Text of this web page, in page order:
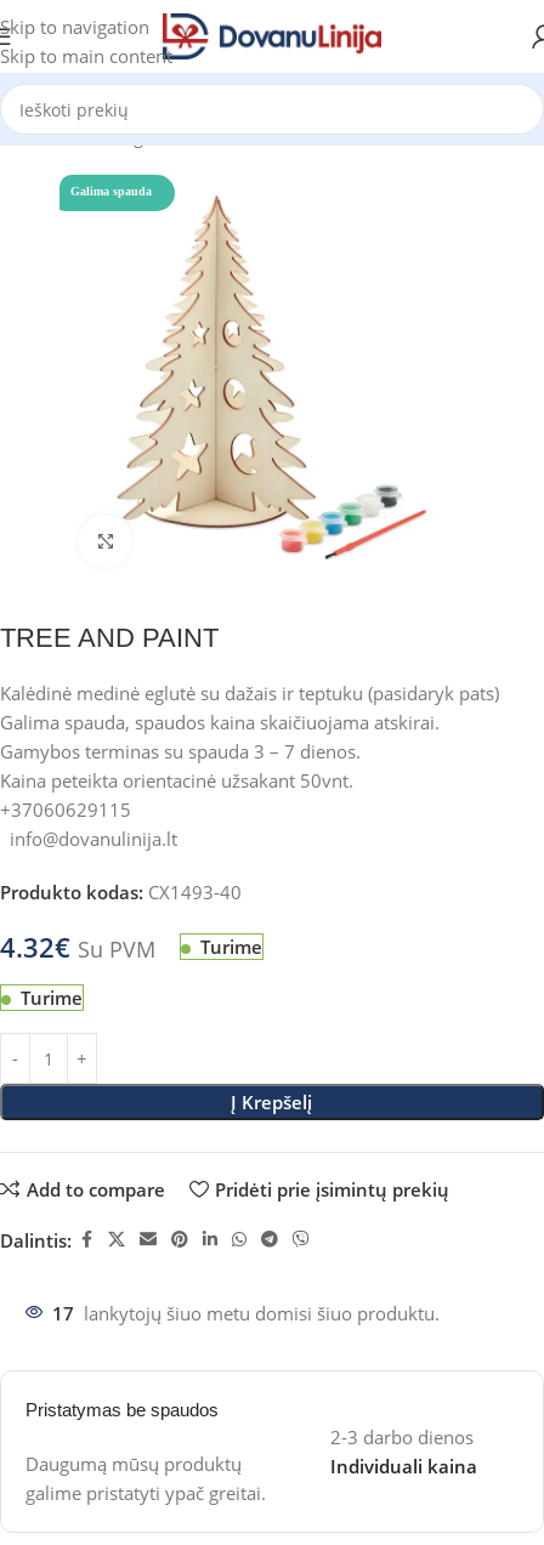
Skip to navigation
Skip to main content
Pradžia Katalogas Žaidimai
Galima spauda
TREE AND PAINT
Kalėdinė medinė eglutė su dažais ir teptuku (pasidaryk pats)
Galima spauda, spaudos kaina skaičiuojama atskirai.
Gamybos terminas su spauda 3 – 7 dienos.
Kaina peteikta orientacinė užsakant 50vnt.
+37060629115
info@dovanulinija.lt
Produkto kodas: CX1493-40
4.32€ Su PVM Turime
Turime
Į Krepšelį
Add to compare Pridėti prie įsimintų prekių
Dalintis:
17 lankytojų šiuo metu domisi šiuo produktu.
Pristatymas be spaudos
Daugumą mūsų produktų
galime pristatyti ypač greitai.
2-3 darbo dienos
Individuali kaina